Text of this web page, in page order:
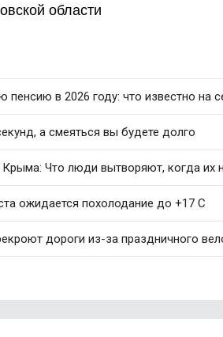
области
пенсию в 2026 году: что известно на
а смеяться вы будете долго
Что люди вытворяют, когда их
ожидается похолодание до +17 C
дороги из-за праздничного